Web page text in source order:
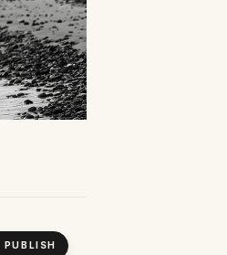
PUBLISH